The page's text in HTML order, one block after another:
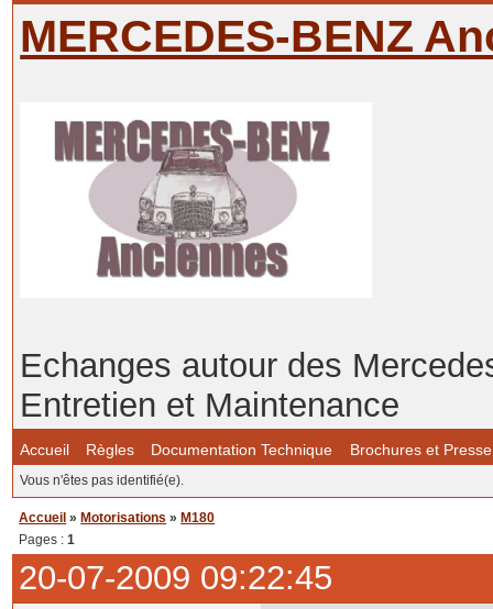
MERCEDES-BENZ
Echanges autour des
Entretien et Maintenance
Accueil Règles Documentation Technique Brochures et Presse
Vous n'êtes pas identifié(e).
Accueil » Motorisations » M180
Pages :1
20-07-2009 09:22:45